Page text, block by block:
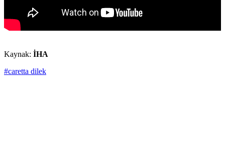
Kaynak: İHA
#caretta dilek